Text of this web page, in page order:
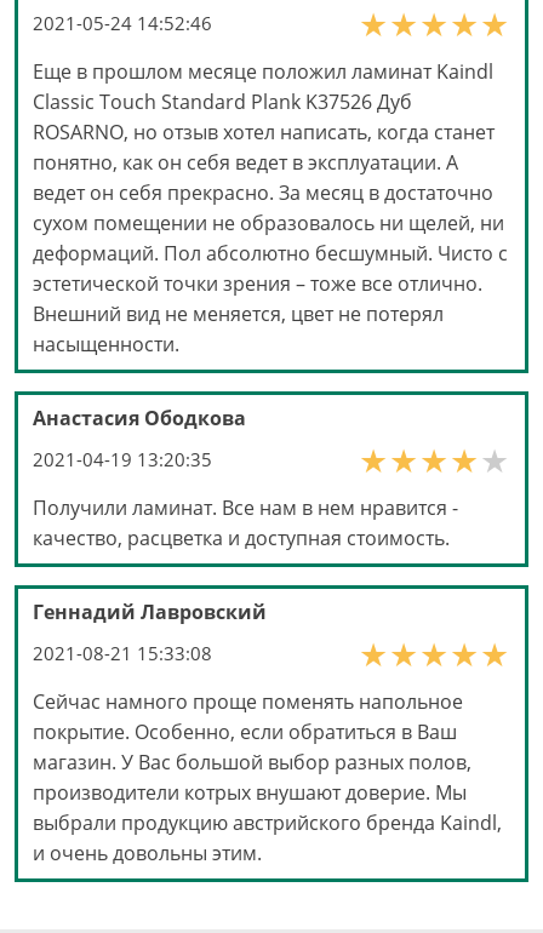
2021-05-24 14:52:46
Еще в прошлом месяце положил ламинат Kaindl
Classic Touch Standard Plank K37526 Дуб
ROSARNO, но отзыв хотел написать, когда станет
понятно, как он себя ведет в эксплуатации. А
ведет он себя прекрасно. За месяц в достаточно
сухом помещении не образовалось ни щелей, ни
деформаций. Пол абсолютно бесшумный. Чисто с
эстетической точки зрения – тоже все отлично.
Внешний вид не меняется, цвет не потерял
насыщенности.
Анастасия Ободкова
2021-04-19 13:20:35
Получили ламинат. Все нам в нем нравится -
качество, расцветка и доступная стоимость.
Геннадий Лавровский
2021-08-21 15:33:08
Сейчас намного проще поменять напольное
покрытие. Особенно, если обратиться в Ваш
магазин. У Вас большой выбор разных полов,
производители котрых внушают доверие. Мы
выбрали продукцию австрийского бренда Kaindl,
и очень довольны этим.